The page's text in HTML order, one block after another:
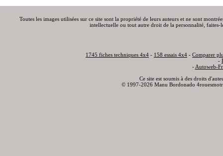
Toutes les images utilisées sur ce site sont la propriété de leurs auteurs et ne sont
intellectuelle ou tout autre droit de la personnalité,
1745 fiches techniques 4x4 - 158 essais 4x4 - Comparer
-
- Autoweb-
Ce site est soumis à des droits
© 1997-2026 Manu Bordonado